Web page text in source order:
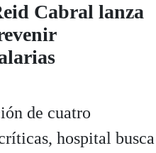
Cabral lanza
de cuatro
hospital busca